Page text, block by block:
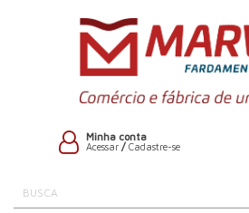
Minha conta
Acessar /Cadastre-se